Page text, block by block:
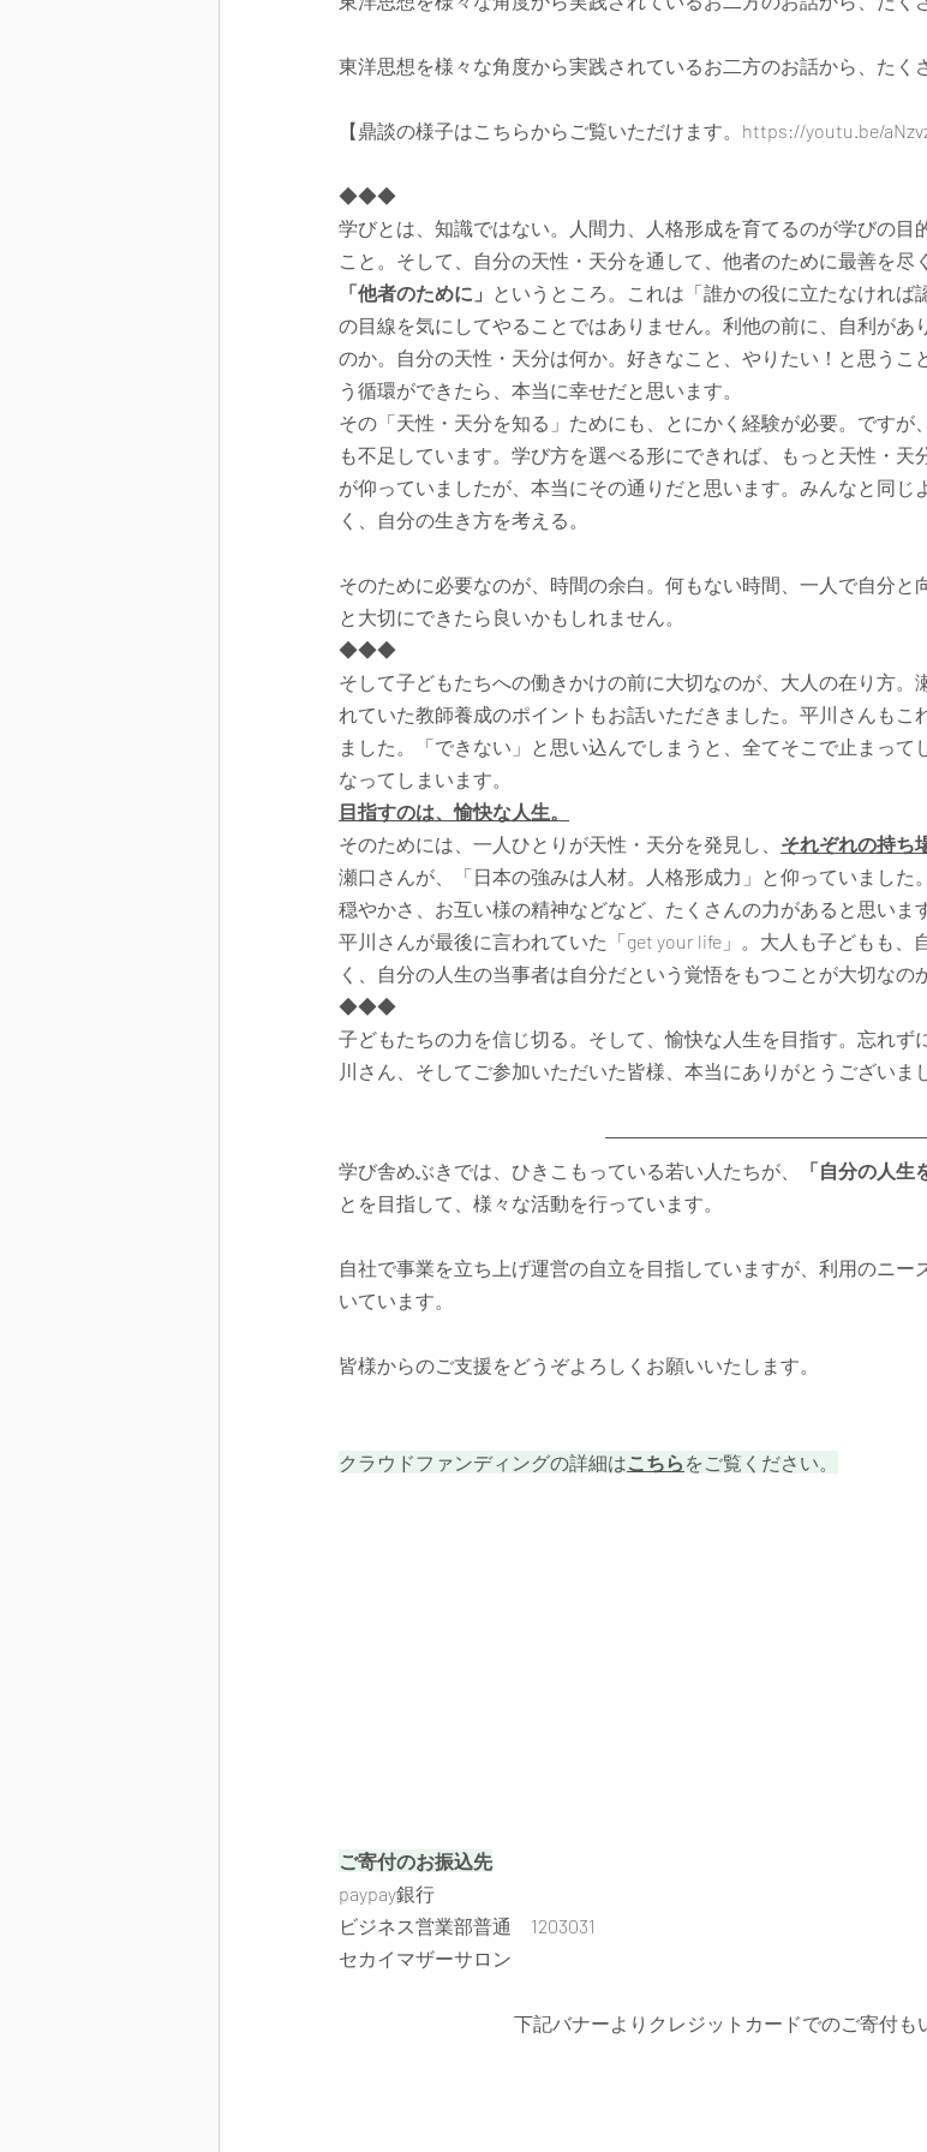
東洋思想を様々な角度から実践されているお二方のお話から、たく
【鼎談の様子はこちらからご覧いただけます。 https://youtu.be/
◆◆◆
学びとは、知識ではない。人間力、人格形成を育てるのが学びの目
こと。そして、自分の天性・天分を通して、他者のために最善を尽
「他者のために」 というところ。これは「誰かの役に立たなければ
の目線を気にしてやることではありません。利他の前に、自利があ
のか。自分の天性・天分は何か。好きなこと、やりたい！と思うこ
う循環ができたら、本当に幸せだと思います。
その「天性・天分を知る」ためにも、とにかく経験が必要。ですが
も不足しています。学び方を選べる形にできれば、もっと天性・天
が仰っていましたが、本当にその通りだと思います。みんなと同じ
く、自分の生き方を考える。
そのために必要なのが、時間の余白。何もない時間、一人で自分と
と大切にできたら良いかもしれません。
◆◆◆
そして子どもたちへの働きかけの前に大切なのが、大人の在り方。
れていた教師養成のポイントもお話いただきました。平川さんもこ
ました。「できない」と思い込んでしまうと、全てそこで止まって
なってしまいます。
目指すのは、愉快な人生。
そのためには、一人ひとりが天性・天分を発見し、 それぞれの持ち
瀬口さんが、「日本の強みは人材。人格形成力」と仰っていました
穏やかさ、お互い様の精神などなど、たくさんの力があると思います
平川さんが最後に言われていた「get your life」。大人も子どもも、
く、自分の人生の当事者は自分だという覚悟をもつことが大切なの
◆◆◆
子どもたちの力を信じ切る。そして、愉快な人生を目指す。忘れず
川さん、そしてご参加いただいた皆様、本当にありがとうございま
学び舎めぶきでは、ひきこもっている若い人たちが、 「自分の人生
とを目指して、様々な活動を行っています。
自社で事業を立ち上げ運営の自立を目指していますが、利用のニー
いています。
皆様からのご支援をどうぞよろしくお願いいたします。
クラウドファンディングの詳細はこちら をご覧ください。
ご寄付のお振込先
paypay銀行
ビジネス営業部普通　1203031
セカイマザーサロン
下記バナーよりクレジットカードでのご寄付も